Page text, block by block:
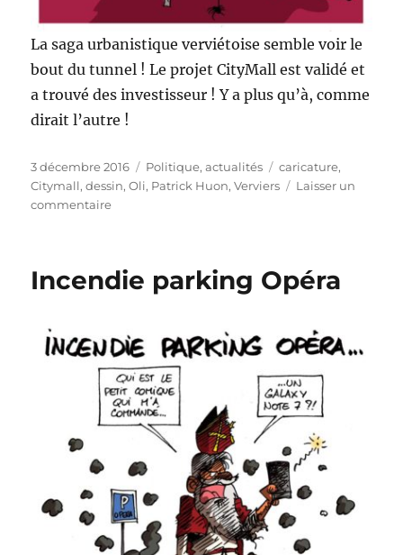
La saga urbanistique verviétoise semble voir le
bout du tunnel ! Le projet CityMall est validé et
a trouvé des investisseur ! Y a plus qu’à, comme
dirait l’autre !
Publié
le
3 décembre 2016 Catégories
Politique, actualités Étiquettes
caricature,
Citymall,dessin,Oli, Patrick Huon,Verviers
Laisser un
commentairesur
!
Incendie parking Opéra